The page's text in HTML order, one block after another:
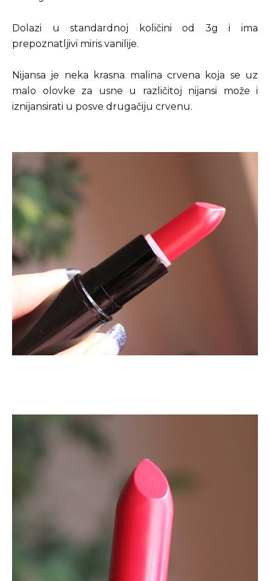
Dolazi u standardnoj količini od 3g i ima
prepoznatljivi miris vanilije.
Nijansa je neka krasna malina crvena koja se uz
malo olovke za usne u različitoj nijansi može i
iznijansirati u posve drugačiju crvenu.